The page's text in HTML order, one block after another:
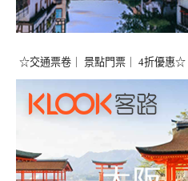
☆交通票卷｜ 景點門票｜ 4折優惠☆